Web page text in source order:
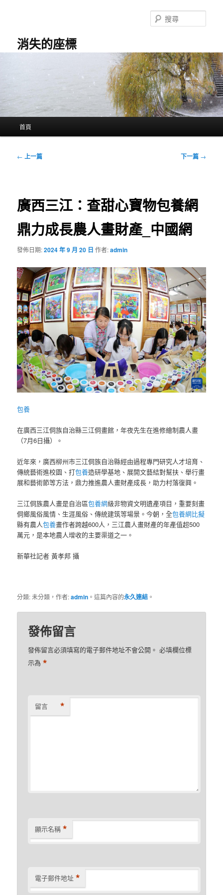
消失的座標
尋
首頁
文
← 上一篇 下一篇 →
廣西三江：查甜心寶物包養網
鼎力成長農人畫財產_中國網
發佈日期:2024 年 9 月 20 日 作者:admin
包養
在廣西三江侗族自治縣三江侗畫館，年夜先生在進修繪制農人畫
（7月6日攝）。
近年來，廣西柳州市三江侗族自治縣經由過程專門研究人才培育、
傳統藝術進校園、打包養造研學基地、展開文藝結對幫扶、舉行畫
展和藝術節等方法，鼎力推進農人畫財產成長，助力村落復興。
三江侗族農人畫是自治區包養網級非物資文明遺產項目，重要刻畫
侗鄉風俗風情、生涯風俗、傳統建筑等場景。今朝，全包養網比擬
縣有農人包養畫作者跨越600人，三江農人畫財產的年產值超500
萬元，是本地農人增收的主要渠道之一。
新華社記者 黃孝邦 攝
分類: 未分類，作者:admin 。這篇內容的永久連結 。
發佈留言
發佈留言必須填寫的電子郵件地址不會公開。 必填欄位標
示為*
留言 *
顯示名稱 *
電子郵件地址 *